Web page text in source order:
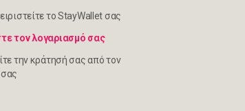
το StayWallet σας
τον λογαριασμό σας
την κράτησή σας από τον